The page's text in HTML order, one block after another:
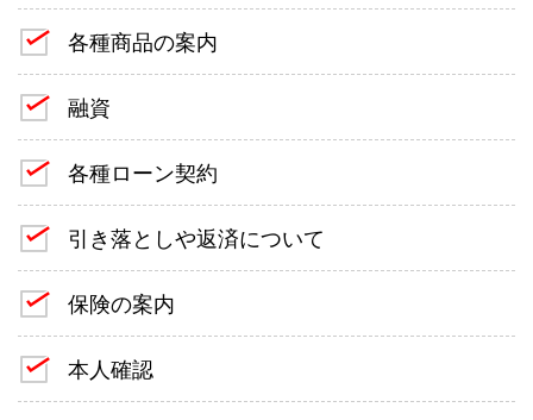
各種商品の案内
融資
各種ローン契約
引き落としや返済について
保険の案内
本人確認